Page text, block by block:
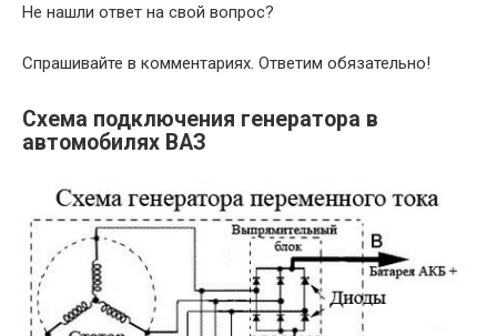
Не нашли ответ на свой вопрос?
Спрашивайте в комментариях. Ответим обязательно!
Схема подключения генератора в
автомобилях ВАЗ